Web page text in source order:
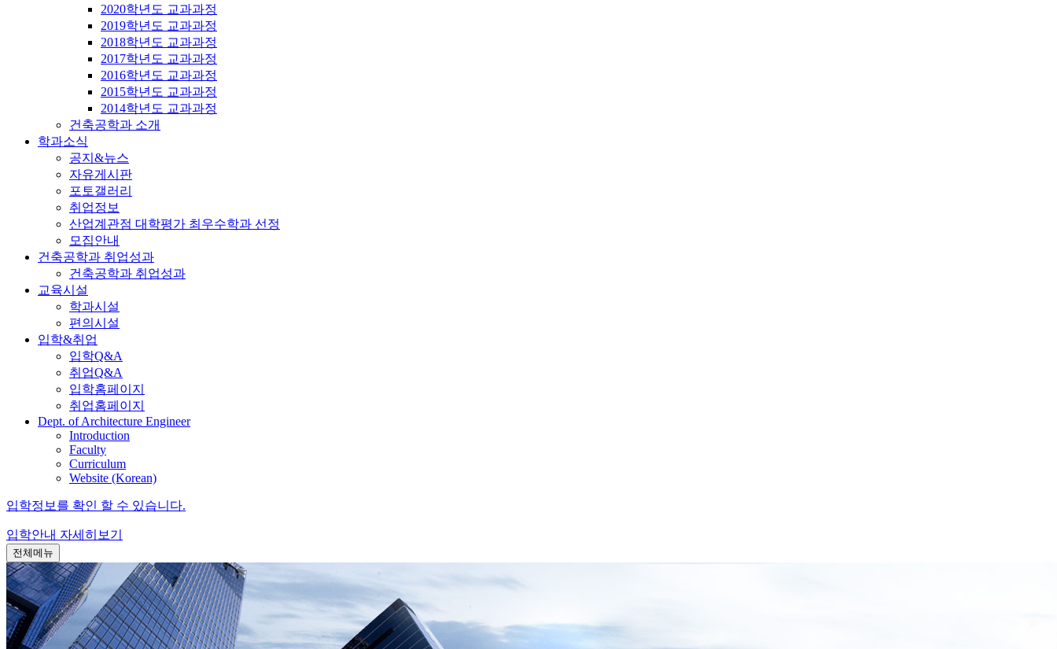
2020학년도 교과과정
2019학년도 교과과정
2018학년도 교과과정
2017학년도 교과과정
2016학년도 교과과정
2015학년도 교과과정
2014학년도 교과과정
건축공학과 소개
학과소식
공지&뉴스
자유게시판
포토갤러리
취업정보
산업계관점 대학평가 최우수학과 선정
모집안내
건축공학과 취업성과
건축공학과 취업성과
교육시설
학과시설
편의시설
입학&취업
입학Q&A
취업Q&A
입학홈페이지
취업홈페이지
Dept. of Architecture Engineer
Introduction
Faculty
Curriculum
Website (Korean)
입학정보를 확인 할 수 있습니다.
입학안내 자세히보기
전체메뉴